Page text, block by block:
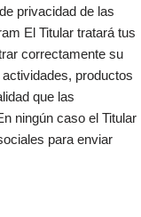
privacidad de las
El Titular tratará tus
correctamente su
productos
que las
ningún caso el Titular
para enviar